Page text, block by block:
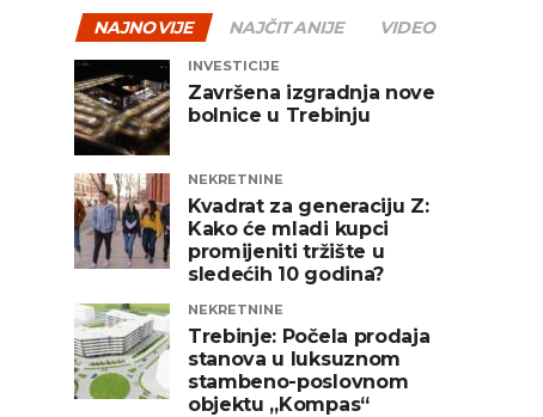
NAJNOVIJE NAJČITANIJE VIDEO
INVESTICIJE
Završena izgradnja nove
bolnice u Trebinju
NEKRETNINE
Kvadrat za generaciju Z:
Kako će mladi kupci
promijeniti tržište u
sledećih 10 godina?
NEKRETNINE
Trebinje: Počela prodaja
stanova u luksuznom
stambeno-poslovnom
objektu „Kompas“